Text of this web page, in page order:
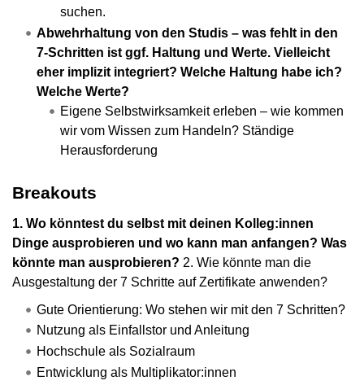
suchen.
Abwehrhaltung von den Studis – was fehlt in den
7-Schritten ist ggf. Haltung und Werte. Vielleicht
eher implizit integriert? Welche Haltung habe ich?
Welche Werte?
Eigene Selbstwirksamkeit erleben – wie kommen
wir vom Wissen zum Handeln? Ständige
Herausforderung
Breakouts
1. Wo könntest du selbst mit deinen Kolleg:innen
Dinge ausprobieren und wo kann man anfangen? Was
könnte man ausprobieren? 2. Wie könnte man die
Ausgestaltung der 7 Schritte auf Zertifikate anwenden?
Gute Orientierung: Wo stehen wir mit den 7 Schritten?
Nutzung als Einfallstor und Anleitung
Hochschule als Sozialraum
Entwicklung als Multiplikator:innen